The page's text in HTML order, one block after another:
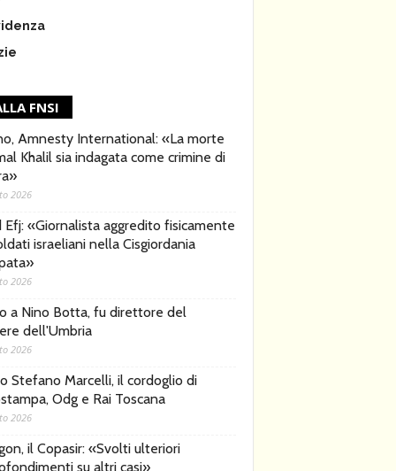
FNSI
Amnesty International: «La morte
Khalil sia indagata come crimine di
2026
Efj: «Giornalista aggredito fisicamente
israeliani nella Cisgiordania
2026
a Nino Botta, fu direttore del
dell'Umbria
2026
Stefano Marcelli, il cordoglio di
Odg e Rai Toscana
2026
il Copasir: «Svolti ulteriori
su altri casi»